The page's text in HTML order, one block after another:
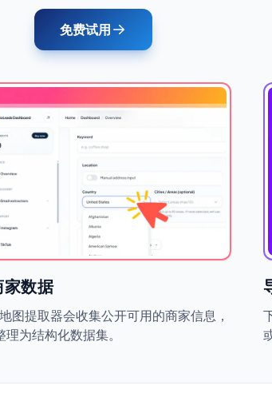
免费试用
数据
图提取器会收集公开可用的商家信息，
理为结构化数据集。